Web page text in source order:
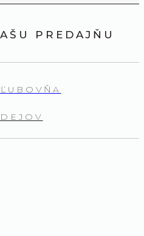
PREDAJŇU